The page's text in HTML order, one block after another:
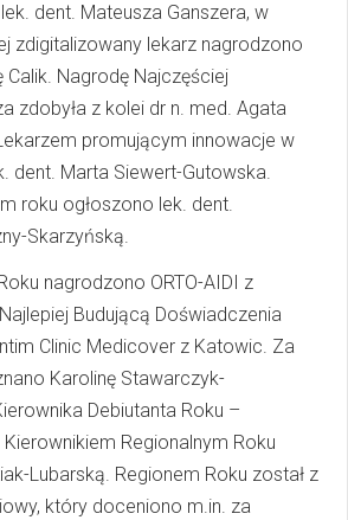
dent. Mateusza Ganszera, w
zdigitalizowany lekarz nagrodzono
Calik. Nagrodę Najczęściej
zdobyła z kolei dr n. med. Agata
promującym innowacje w
dent. Marta Siewert-Gutowska.
roku ogłoszono lek. dent.
Skarzyńską.
nagrodzono ORTO-AIDI z
Budującą Doświadczenia
Clinic Medicover z Katowic. Za
Karolinę Stawarczyk-
Debiutanta Roku –
Kierownikiem Regionalnym Roku
Lubarską. Regionem Roku został z
który doceniono m.in. za